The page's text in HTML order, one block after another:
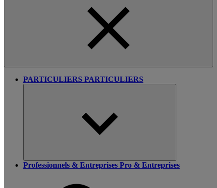
PARTICULIERS PARTICULIERS
Professionnels & Entreprises Pro & Entreprises